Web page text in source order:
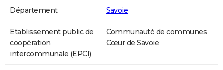
Département Savoie
Etablissement public de
coopération
intercommunale (EPCI)
Communauté de communes
Cœur de Savoie